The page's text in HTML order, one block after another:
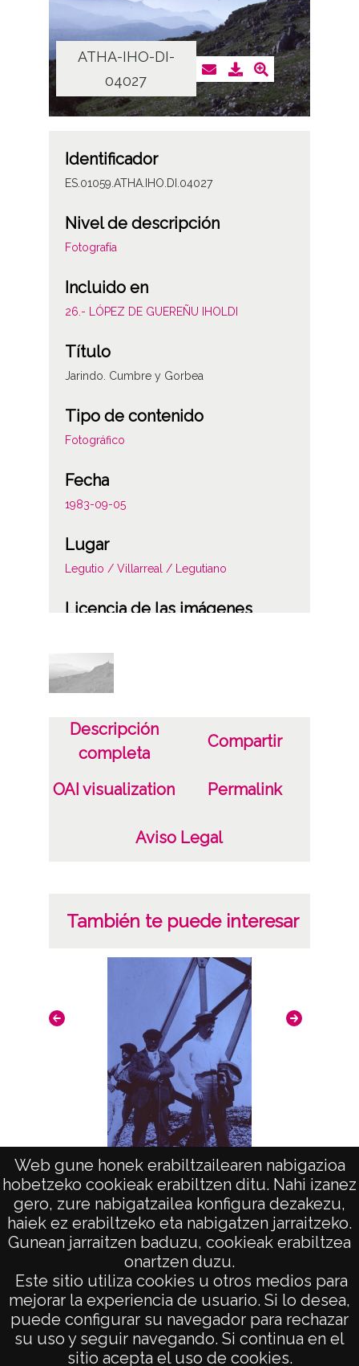
Web gune honek erabiltzailearen nabigazioa
hobetzeko cookieak erabiltzen ditu. Nahi izanez
gero, zure nabigatzailea konfigura dezakezu,
haiek ez erabiltzeko eta nabigatzen jarraitzeko.
Gunean jarraitzen baduzu, cookieak erabiltzea
onartzen duzu.
Este sitio utiliza cookies u otros medios para
mejorar la experiencia de usuario. Si lo desea,
puede configurar su navegador para rechazar
su uso y seguir navegando. Si continua en el
sitio acepta el uso de cookies.
ATHA-IHO-DI-
04027
Identificador
ES.01059.ATHA.IHO.DI.04027
Nivel de descripción
Fotografía
Incluido en
26.- LÓPEZ DE GUEREÑU IHOLDI
Título
Jarindo. Cumbre y Gorbea
Tipo de contenido
Fotográfico
Fecha
1983-09-05
Lugar
Legutio / Villarreal / Legutiano
Licencia de las imágenes
Descripción
completa
Compartir
OAI visualization Permalink
Aviso Legal
También te puede interesar
Homenajes, reuniones: Gorbea
AVISO LEGAL
POLÍTICA DE PRIVACIDAD
ACCESIBILIDAD
ATENCIÓN CIUDADANA